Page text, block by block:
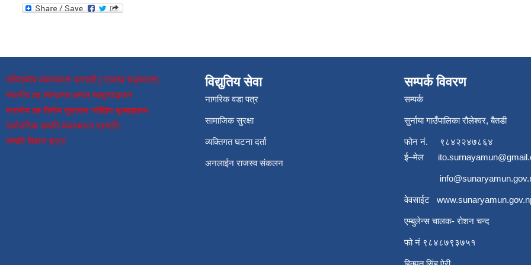
संचितकोष व्यवस्थापन प्रणाली [ राजस्व सङ्कलन]
स्थानीय तह संस्थागत क्षमता स्वमूल्याङ्कन
स्थानीय तह वित्तीय सुशासन जोखिम मूल्याङ्कन
सार्वजनिक सम्पति व्यवस्थापन प्रणालि
सम्पति विवरण इन्ट्र
विद्युतिय सेवा
नागरिक वडा पत्र
सामाजिक सुरक्षा
व्यक्तिगत घटना दर्ता
अनलाईन राजस्व संकलन
सम्पर्क विवरण
सम्पर्क
सुर्नाया गाउँपालिका रौलेश्वर, बैतडी
फोन नं.
९८४२२४७८६४
ई–मेल
वेवसाईट www.
एम्बुलेन्स चालक- रोशन चन्द
फो नं ९८४८७९३७५१